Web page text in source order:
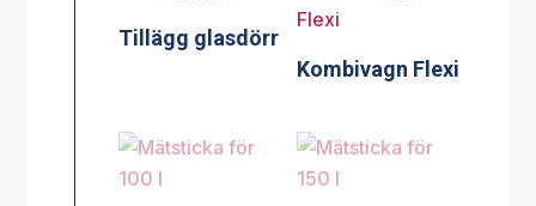
Tillägg glasdörr
Kombivagn Flexi